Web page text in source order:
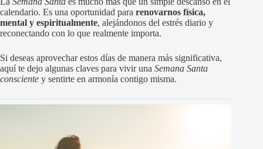
calendario. Es una oportunidad para renovarnos física,
mental y espiritualmente, alejándonos del estrés diario y
reconectando con lo que realmente importa.
Si deseas aprovechar estos días de manera más significativa,
aquí te dejo algunas claves para vivir una Semana Santa
consciente y sentirte en armonía contigo misma.